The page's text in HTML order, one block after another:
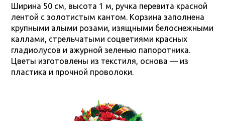
Ширина 50 см, высота 1 м, ручка перевита красной
лентой с золотистым кантом. Корзина заполнена
крупными алыми розами, изящными белоснежными
каллами, стрельчатыми соцветиями красных
гладиолусов и ажурной зеленью папоротника.
Цветы изготовлены из текстиля, основа — из
пластика и прочной проволоки.